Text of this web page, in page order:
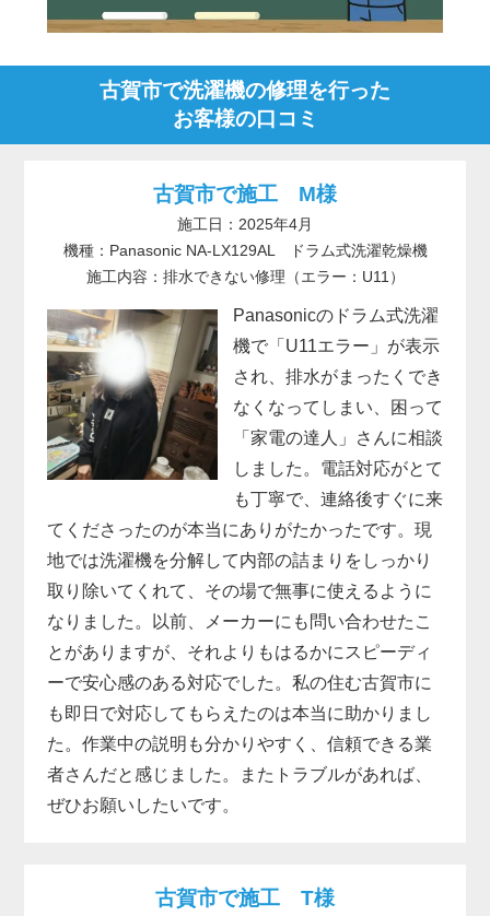
古賀市で洗濯機の修理を行った
お客様の口コミ
古賀市で施工 M様
施工日：2025年4月
機種：Panasonic NA-LX129AL ドラム式洗濯乾燥機
施工内容：排水できない修理（エラー：U11）
Panasonicのドラム式洗濯
機で「U11エラー」が表示
され、排水がまったくでき
なくなってしまい、困って
「家電の達人」さんに相談
しました。電話対応がとて
も丁寧で、連絡後すぐに来
てくださったのが本当にありがたかったです。現
地では洗濯機を分解して内部の詰まりをしっかり
取り除いてくれて、その場で無事に使えるように
なりました。以前、メーカーにも問い合わせたこ
とがありますが、それよりもはるかにスピーディ
ーで安心感のある対応でした。私の住む古賀市に
も即日で対応してもらえたのは本当に助かりまし
た。作業中の説明も分かりやすく、信頼できる業
者さんだと感じました。またトラブルがあれば、
ぜひお願いしたいです。
古賀市で施工 T様